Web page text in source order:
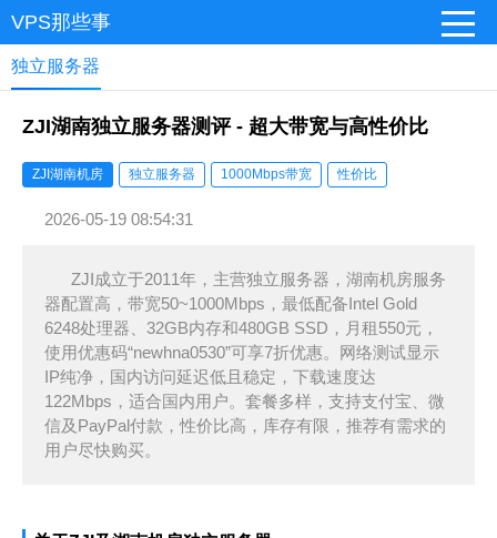
VPS那些事
独立服务器
ZJI湖南独立服务器测评 - 超大带宽与高性价比
ZJI湖南机房 独立服务器 1000Mbps带宽 性价比
2026-05-19 08:54:31
ZJI成立于2011年，主营独立服务器，湖南机房服务
器配置高，带宽50~1000Mbps，最低配备Intel Gold
6248处理器、32GB内存和480GB SSD，月租550元，
使用优惠码“newhna0530”可享7折优惠。网络测试显示
IP纯净，国内访问延迟低且稳定，下载速度达
122Mbps，适合国内用户。套餐多样，支持支付宝、微
信及PayPal付款，性价比高，库存有限，推荐有需求的
用户尽快购买。